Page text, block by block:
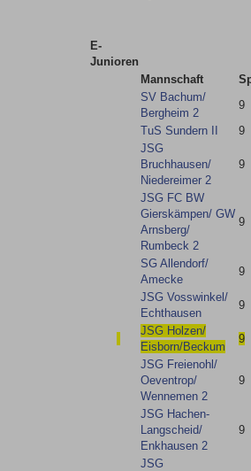
E-
Junioren
Mannschaft
SV Bachum/​
Bergheim 2
9
TuS Sundern II
9
JSG
Bruchhausen/​
Niedereimer 2
9
JSG FC BW
Gierskämpen/​ GW
Arnsberg/​
Rumbeck 2
9
SG Allendorf/​
Amecke
9
JSG Vosswinkel/​
Echthausen
9
JSG Holzen/​
Eisborn/​Beckum
9
JSG Freienohl/​
Oeventrop/​
Wennemen 2
9
JSG Hachen-
Langscheid/​
Enkhausen 2
9
JSG